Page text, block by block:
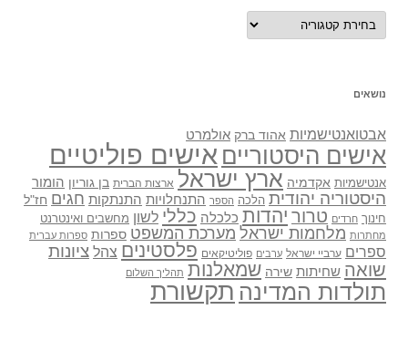
נושאים
נושאים
אבטואנטישמיות אהוד ברק אולמרט
אישים היסטוריים אישים פוליטיים
אנטישמיות אקדמיה ארץ ישראל ארצות הברית בן גוריון הומור
היסטוריה יהודית הלכה הספר התנחלויות התנתקות חגים חז"ל
חינוך חרדים טרור יהדות כלכלה כללי לשון מחשבים ואינטרנט
מחתרות מלחמות ישראל מערכת המשפט ספרות ספרות עברית
ספרים ערביי ישראל ערבים פוליטיקאים פלסטינים צהל ציונות
שואה שחיתות שירה שמאלנות תהליך השלום
תולדות המדינה תקשורת